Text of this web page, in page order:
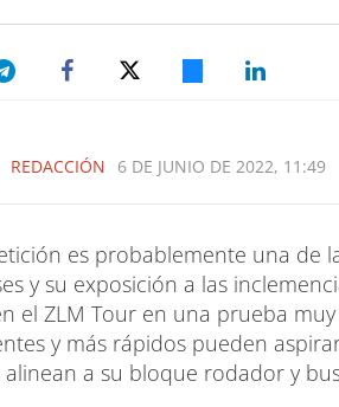
REDACCIÓN 6 DE JUNIO DE 2022, 11:49
es probablemente una de
y su exposición a las
el ZLM Tour en una prueba
y más rápidos pueden
a su bloque rodador y